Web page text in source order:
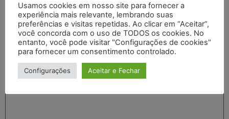
Deixe um comentário
O seu endereço de e-mail não será publicado.
obrigatórios são marcados com*
Usamos cookies em nosso site para fornecer a
experiência mais relevante, lembrando suas
preferências e visitas repetidas. Ao clicar em “Aceitar”,
você concorda com o uso de TODOS os cookies. No
entanto, você pode visitar "Configurações de cookies"
para fornecer um consentimento controlado.
Configurações Aceitar e Fechar